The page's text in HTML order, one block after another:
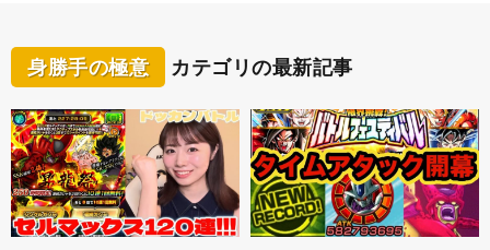
身勝手の極意 カテゴリの最新記事